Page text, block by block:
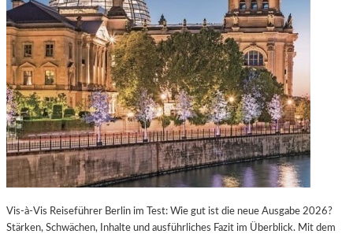
Vis-à-Vis Reiseführer Berlin im Test: Wie gut ist die neue Ausgabe 2026?
Stärken, Schwächen, Inhalte und ausführliches Fazit im Überblick. Mit dem